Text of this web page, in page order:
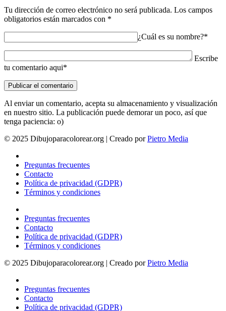
Tu dirección de correo electrónico no será publicada. Los campos
obligatorios están marcados con *
¿Cuál es su nombre?*
Escribe
tu comentario aqui*
Al enviar un comentario, acepta su almacenamiento y visualización
en nuestro sitio. La publicación puede demorar un poco, así que
tenga paciencia: o)
© 2025 Dibujoparacolorear.org | Creado porPietro Media
Preguntas frecuentes
Contacto
Política de privacidad (GDPR)
Términos y condiciones
Preguntas frecuentes
Contacto
Política de privacidad (GDPR)
Términos y condiciones
© 2025 Dibujoparacolorear.org | Creado porPietro Media
Preguntas frecuentes
Contacto
Política de privacidad (GDPR)